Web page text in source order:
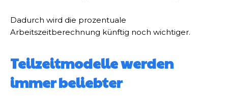
Dadurch wird die prozentuale
Arbeitszeitberechnung künftig noch wichtiger.
Teilzeitmodelle werden
immer beliebter